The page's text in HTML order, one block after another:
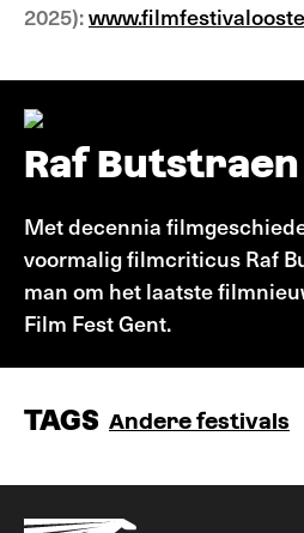
2025):
Raf Butstraen
Met decennia
voormalig filmcriticus Raf
man om het laatste
Film Fest Gent.
TAGS Andere festivals